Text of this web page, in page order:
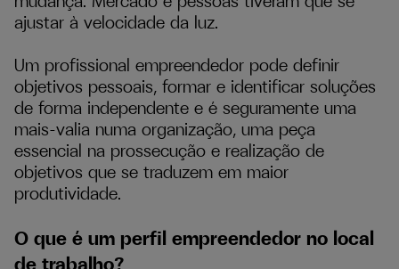
ajustar à velocidade da luz.
Um profissional empreendedor pode definir
objetivos pessoais, formar e identificar soluções
de forma independente e é seguramente uma
mais-valia numa organização, uma peça
essencial na prossecução e realização de
objetivos que se traduzem em maior
produtividade.
O que é um perfil empreendedor no local
de trabalho?